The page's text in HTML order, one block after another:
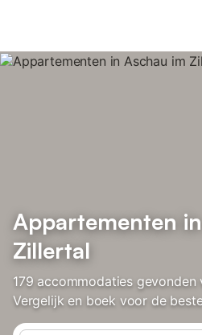
Appartementen
Zillertal
179 accommodaties
Vergelijk en boek voor de